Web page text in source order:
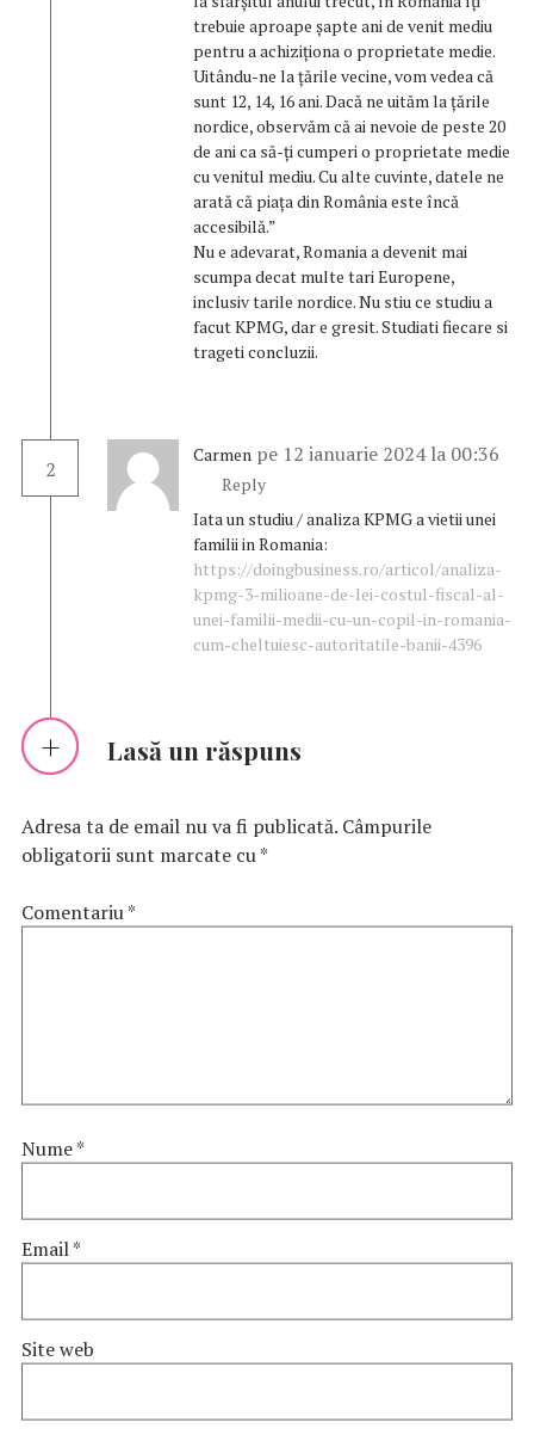
trebuie aproape șapte ani de venit mediu
pentru a achiziționa o proprietate medie.
Uitându-ne la țările vecine, vom vedea că
sunt 12, 14, 16 ani. Dacă ne uităm la țările
nordice, observăm că ai nevoie de peste 20
de ani ca să-ți cumperi o proprietate medie
cu venitul mediu. Cu alte cuvinte, datele ne
arată că piața din România este încă
accesibilă.”
Nu e adevarat, Romania a devenit mai
scumpa decat multe tari Europene,
inclusiv tarile nordice. Nu stiu ce studiu a
facut KPMG, dar e gresit. Studiati fiecare si
trageti concluzii.
2
Carmen pe 12 ianuarie 2024 la 00:36
Reply
Iata un studiu / analiza KPMG a vietii unei
familii in Romania:
https://doingbusiness.ro/articol/analiza-
kpmg-3-milioane-de-lei-costul-fiscal-al-
unei-familii-medii-cu-un-copil-in-romania-
cum-cheltuiesc-autoritatile-banii-4396
Lasă un răspuns
Adresa ta de email nu va fi publicată. Câmpurile
obligatorii sunt marcate cu*
Comentariu*
Nume*
Email*
Site web